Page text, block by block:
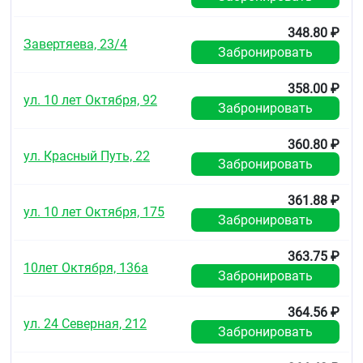
Повышенная чувствительность к отдельным
лекарственных препаратов, содержащих вещества,
входящие в состав препарата одновременный
приём трициклических антидепрессантов,
ингибиторов моноаминоксидазы (МАО), бета-
адреноблокаторов, портальная гипертензия,
алкоголизм, дефицит сахарозы/изомальтозы,
мальабсорбция беременность, период лактации,
детский возраст до 15 лет.
Выраженный атеросклероз коронарных артерий,
артериальная гипертензия, тиреотоксикоз,
астма, хроническая обструктивная болезнь лёгких,
дефицит глюкозо-6-фосфатдегидрогеназы,
заболевания крови, врожденные
гипербилирубинемии (синдромы Жильбера,
Дубина-Джонсона и Ротора), печёночная и/или
почечная недостаточность, закрытоугольная
Завертяева, 23/4
348.80 ₽
Забронировать
ул. 10 лет Октября, 92
358.00 ₽
Забронировать
ул. Красный Путь, 22
360.80 ₽
Забронировать
ул. 10 лет Октября, 175
361.88 ₽
Забронировать
10лет Октября, 136а
363.75 ₽
Забронировать
ул. 24 Северная, 212
364.56 ₽
Забронировать